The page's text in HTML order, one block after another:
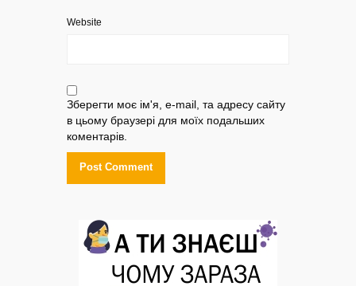
Website
Зберегти моє ім'я, e-mail, та адресу сайту
в цьому браузері для моїх подальших
коментарів.